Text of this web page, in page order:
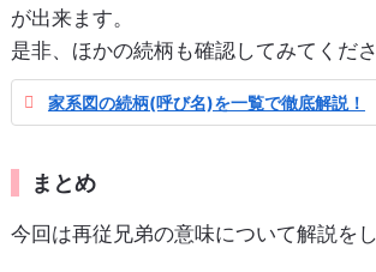
が出来ます。
是非、ほかの続柄も確認してみてくださ
家系図の続柄(呼び名)を一覧で徹底解説！
まとめ
今回は再従兄弟の意味について解説をし